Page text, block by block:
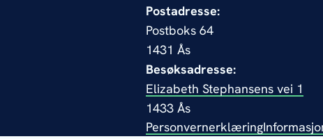
Postadresse:
Postboks 64
1431 Ås
Besøksadresse:
Elizabeth Stephansens vei 1
1433 Ås
Personvernerklæring